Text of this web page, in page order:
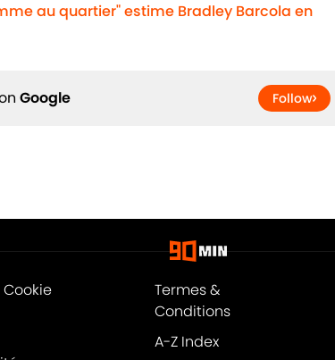
au quartier" estime Bradley Barcola en
Google Follow
Termes &
Conditions
A-Z Index